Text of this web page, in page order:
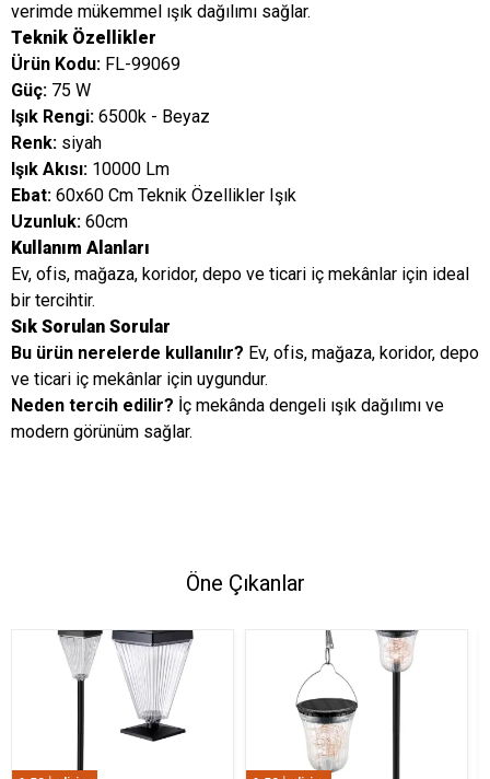
verimde mükemmel ışık dağılımı sağlar.
Teknik Özellikler
Ürün Kodu: FL-99069
Güç: 75 W
Işık Rengi: 6500k - Beyaz
Renk: siyah
Işık Akısı: 10000 Lm
Ebat: 60x60 Cm Teknik Özellikler Işık
Uzunluk: 60cm
Kullanım Alanları
Ev, ofis, mağaza, koridor, depo ve ticari iç mekânlar için ideal
bir tercihtir.
Sık Sorulan Sorular
Bu ürün nerelerde kullanılır? Ev, ofis, mağaza, koridor, depo
ve ticari iç mekânlar için uygundur.
Neden tercih edilir? İç mekânda dengeli ışık dağılımı ve
modern görünüm sağlar.
Öne Çıkanlar